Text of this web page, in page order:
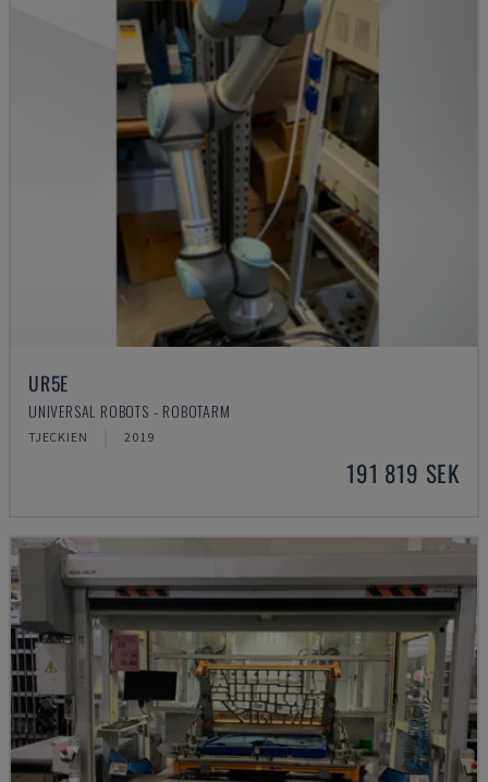
UR5E
UNIVERSAL ROBOTS - ROBOTARM
TJECKIEN 2019
191 819 SEK